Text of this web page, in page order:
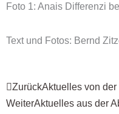
Foto 1: Anais Differenzi
Text und Fotos: Bernd
Zurück
ZurückAktuelles von
WeiterAktuelles aus der